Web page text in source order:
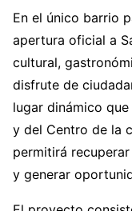
En el único barrio
apertura oficial a
cultural,
disfrute de
lugar dinámico
y del Centro de la
permitirá
y generar